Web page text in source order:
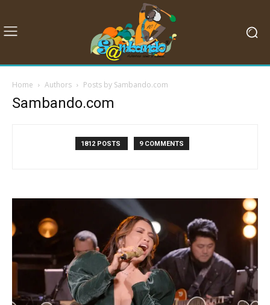
Home Authors Posts by Sambando.com
Sambando.com
1812 POSTS 9 COMMENTS